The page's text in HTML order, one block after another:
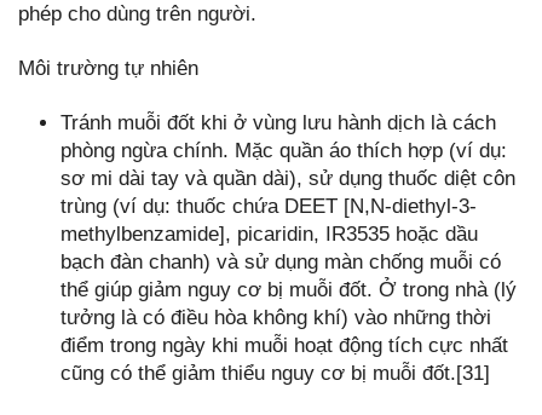
phép cho dùng trên người.
Môi trường tự nhiên
Tránh muỗi đốt khi ở vùng lưu hành dịch là cách
phòng ngừa chính. Mặc quần áo thích hợp (ví dụ:
sơ mi dài tay và quần dài), sử dụng thuốc diệt côn
trùng (ví dụ: thuốc chứa DEET [N,N-diethyl-3-
methylbenzamide], picaridin, IR3535 hoặc dầu
bạch đàn chanh) và sử dụng màn chống muỗi có
thể giúp giảm nguy cơ bị muỗi đốt. Ở trong nhà (lý
tưởng là có điều hòa không khí) vào những thời
điểm trong ngày khi muỗi hoạt động tích cực nhất
cũng có thể giảm thiểu nguy cơ bị muỗi đốt.[31]